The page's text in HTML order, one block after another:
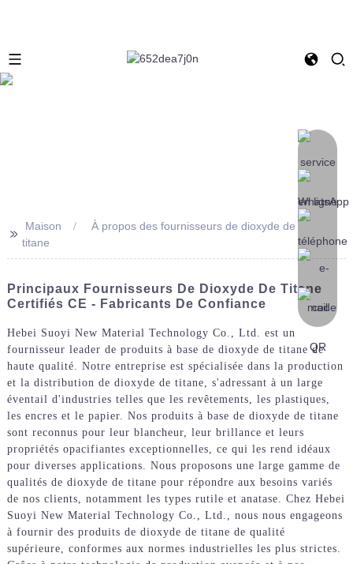
>>
Maison
À propos des fournisseurs de dioxyde de
titane
Principaux Fournisseurs De Dioxyde De Titane
Certifiés CE - Fabricants De Confiance
Hebei Suoyi New Material Technology Co., Ltd. est un
fournisseur leader de produits à base de dioxyde de titane de
haute qualité. Notre entreprise est spécialisée dans la production
et la distribution de dioxyde de titane, s'adressant à un large
éventail d'industries telles que les revêtements, les plastiques,
les encres et le papier. Nos produits à base de dioxyde de titane
sont reconnus pour leur blancheur, leur brillance et leurs
propriétés opacifiantes exceptionnelles, ce qui les rend idéaux
pour diverses applications. Nous proposons une large gamme de
qualités de dioxyde de titane pour répondre aux besoins variés
de nos clients, notamment les types rutile et anatase. Chez Hebei
Suoyi New Material Technology Co., Ltd., nous nous engageons
à fournir des produits de dioxyde de titane de qualité
supérieure, conformes aux normes industrielles les plus strictes.